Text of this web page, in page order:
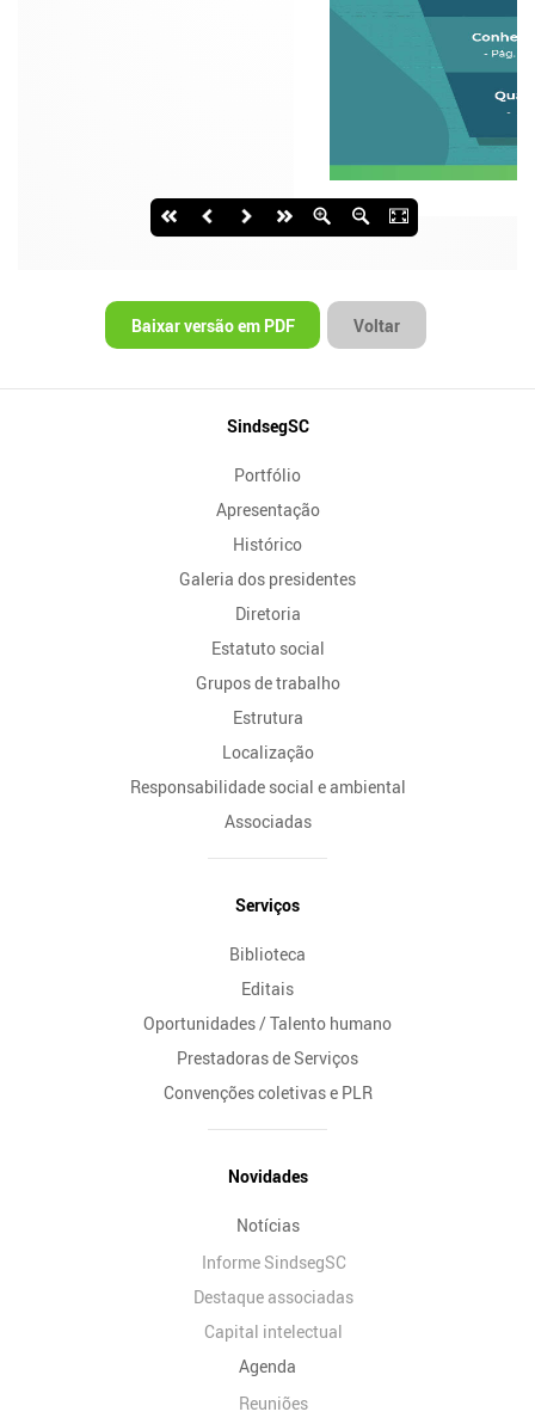
Baixar versão em PDF Voltar
SindsegSC
Portfólio
Apresentação
Histórico
Galeria dos presidentes
Diretoria
Estatuto social
Grupos de trabalho
Estrutura
Localização
Responsabilidade social e ambiental
Associadas
Serviços
Biblioteca
Editais
Oportunidades / Talento humano
Prestadoras de Serviços
Convenções coletivas e PLR
Novidades
Notícias
Informe SindsegSC
Destaque associadas
Capital intelectual
Agenda
Reuniões